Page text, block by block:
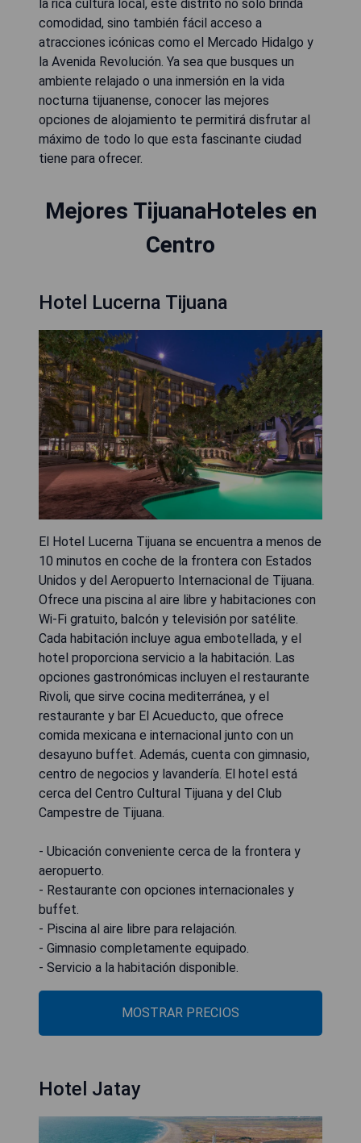
la rica cultura local, este distrito no solo brinda
comodidad, sino también fácil acceso a
atracciones icónicas como el Mercado Hidalgo y
la Avenida Revolución. Ya sea que busques un
ambiente relajado o una inmersión en la vida
nocturna tijuanense, conocer las mejores
opciones de alojamiento te permitirá disfrutar al
máximo de todo lo que esta fascinante ciudad
tiene para ofrecer.
Mejores TijuanaHoteles en
Centro
Hotel Lucerna Tijuana
El Hotel Lucerna Tijuana se encuentra a menos de
10 minutos en coche de la frontera con Estados
Unidos y del Aeropuerto Internacional de Tijuana.
Ofrece una piscina al aire libre y habitaciones con
Wi-Fi gratuito, balcón y televisión por satélite.
Cada habitación incluye agua embotellada, y el
hotel proporciona servicio a la habitación. Las
opciones gastronómicas incluyen el restaurante
Rivoli, que sirve cocina mediterránea, y el
restaurante y bar El Acueducto, que ofrece
comida mexicana e internacional junto con un
desayuno buffet. Además, cuenta con gimnasio,
centro de negocios y lavandería. El hotel está
cerca del Centro Cultural Tijuana y del Club
Campestre de Tijuana.
- Ubicación conveniente cerca de la frontera y
aeropuerto.
- Restaurante con opciones internacionales y
buffet.
- Piscina al aire libre para relajación.
- Gimnasio completamente equipado.
- Servicio a la habitación disponible.
MOSTRAR PRECIOS
Hotel Jatay